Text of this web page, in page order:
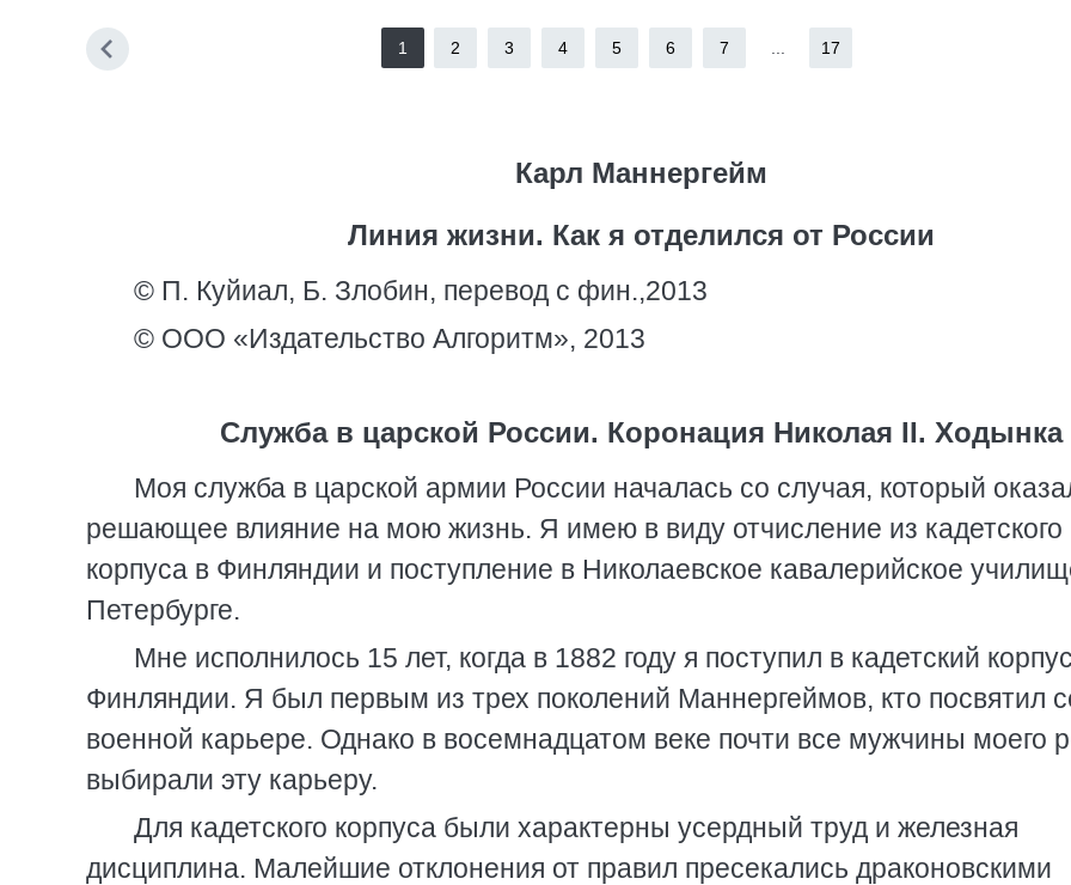
1 2 3 4 5 6 7 17
Карл Маннергейм
Линия жизни. Как я отделился от России
© П. Куйиал, Б. Злобин, перевод с фин.,2013
© ООО «Издательство Алгоритм», 2013
Служба в царской России. Коронация Николая II. Ходынка
Моя служба в царской армии России началась со случая, который
решающее влияние на мою жизнь. Я имею в виду отчисление из кадетского
корпуса в Финляндии и поступление в Николаевское кавалерийское
Петербурге.
Мне исполнилось 15 лет, когда в 1882 году я поступил в кадетский
Финляндии. Я был первым из трех поколений Маннергеймов, кто посвятил
военной карьере. Однако в восемнадцатом веке почти все мужчины моего
выбирали эту карьеру.
Для кадетского корпуса были характерны усердный труд и железная
дисциплина. Малейшие отклонения от правил пресекались драконовскими